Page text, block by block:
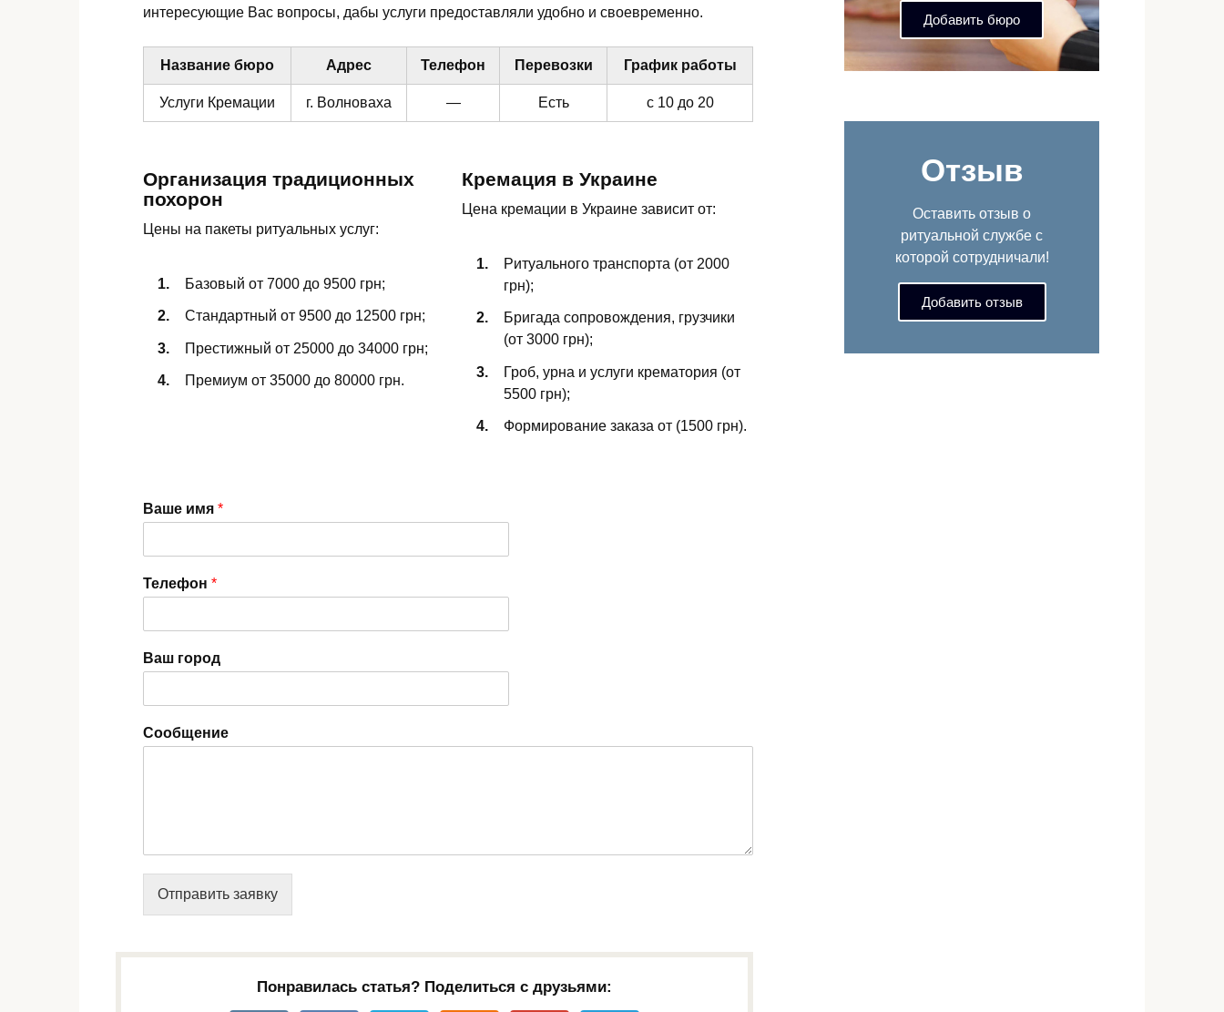
интересующие Вас вопросы, дабы услуги предоставляли удобно и своевременно.
Название бюро Адрес Телефон Перевозки График работы
Услуги Кремации г. Волноваха — Есть с 10 до 20
Организация традиционных
похорон
Цены на пакеты ритуальных услуг:
Базовый от 7000 до 9500 грн;
Стандартный от 9500 до 12500 грн;
Престижный от 25000 до 34000 грн;
Премиум от 35000 до 80000 грн.
Кремация в Украине
Цена кремации в Украине зависит от:
Ритуального транспорта (от 2000
грн);
Бригада сопровождения, грузчики
(от 3000 грн);
Гроб, урна и услуги крематория (от
5500 грн);
Формирование заказа от (1500 грн).
Ваше имя *
Телефон *
Ваш город
Сообщение
Отправить заявку
Понравилась статья? Поделиться с друзьями:
Добавить бюро
Отзыв
Оставить отзыв о
ритуальной службе с
которой сотрудничали!
Добавить отзыв